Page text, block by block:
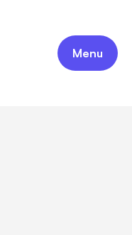
Menu